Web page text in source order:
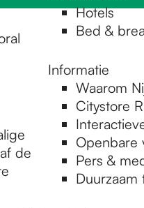
Hotels
Bed &
Informatie
Waarom
Citystore
Openbare
Pers &
Duurzaam
de